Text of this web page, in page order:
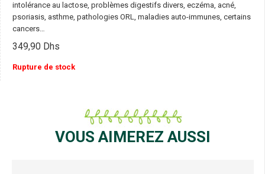
intolérance au lactose, problèmes digestifs divers, eczéma, acné,
psoriasis, asthme, pathologies ORL, maladies auto-immunes, certains
cancers…
349,90 Dhs
Rupture de stock
VOUS AIMEREZ AUSSI